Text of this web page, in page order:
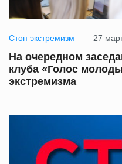
Стоп экстремизм 27
На очередном
клуба «Голос
экстремизма